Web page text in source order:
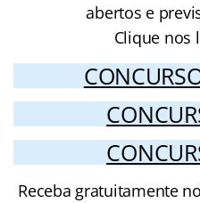
abertos e
Clique nos
Receba gratuitamente